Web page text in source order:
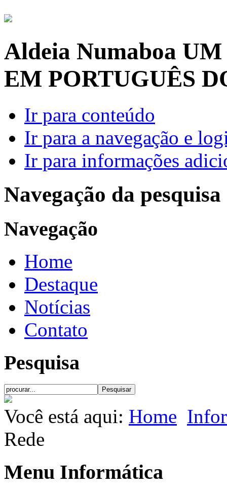
Aldeia Numaboa UM
EM PORTUGUÊS
Ir para conteúdo
Ir para a navegação e
Ir para informações
Navegação da pesquisa
Navegação
Home
Destaque
Notícias
Contato
Pesquisa
Você está aqui: Home
Rede
Menu Informática